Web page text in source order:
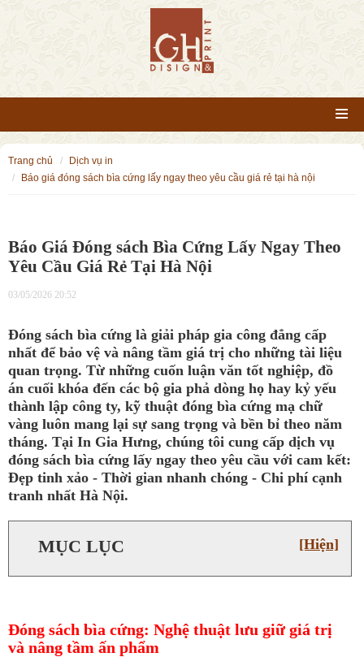
trang chủ
dịch vụ in
báo giá đóng sách bìa cứng lấy ngay theo yêu cầu giá rẻ tại hà nội
Báo Giá Đóng sách Bìa Cứng Lấy Ngay Theo
Yêu Cầu Giá Rẻ Tại Hà Nội
03/05/2026 20:52
Đóng sách bìa cứng là giải pháp gia công đẳng cấp
nhất để bảo vệ và nâng tầm giá trị cho những tài liệu
quan trọng. Từ những cuốn luận văn tốt nghiệp, đồ
án cuối khóa đến các bộ gia phả dòng họ hay kỷ yếu
thành lập công ty, kỹ thuật đóng bìa cứng mạ chữ
vàng luôn mang lại sự sang trọng và bền bỉ theo năm
tháng. Tại In Gia Hưng, chúng tôi cung cấp dịch vụ
đóng sách bìa cứng lấy ngay theo yêu cầu với cam kết:
Đẹp tinh xảo - Thời gian nhanh chóng - Chi phí cạnh
tranh nhất Hà Nội.
[Hiện]
MỤC LỤC
Đóng sách bìa cứng: Nghệ thuật lưu giữ giá trị
và nâng tầm ấn phẩm